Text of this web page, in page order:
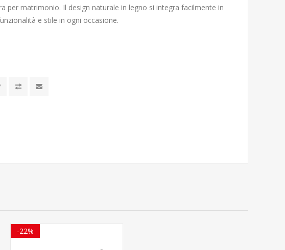
per matrimonio. Il design naturale in legno si integra facilmente in
e stile in ogni occasione.
-22%